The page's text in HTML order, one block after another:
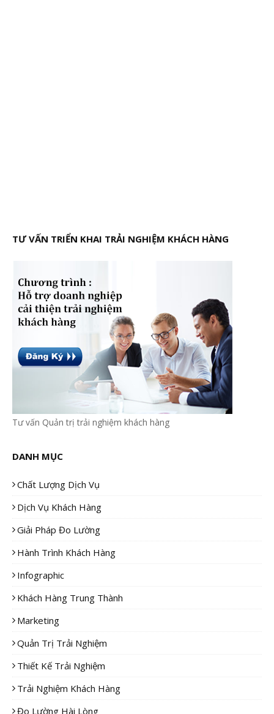
TƯ VẤN TRIỂN KHAI TRẢI NGHIỆM KHÁCH HÀNG
Tư vấn Quản trị trải nghiệm khách hàng
DANH MỤC
Chất Lượng Dịch Vụ
Dịch Vụ Khách Hàng
Giải Pháp Đo Lường
Hành Trình Khách Hàng
Infographic
Khách Hàng Trung Thành
Marketing
Quản Trị Trải Nghiệm
Thiết Kế Trải Nghiệm
Trải Nghiệm Khách Hàng
Đo Lường Hài Lòng